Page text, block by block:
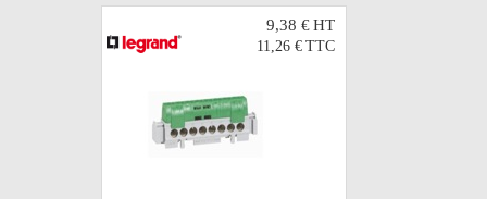
9,38 €HT
11,26 € TTC